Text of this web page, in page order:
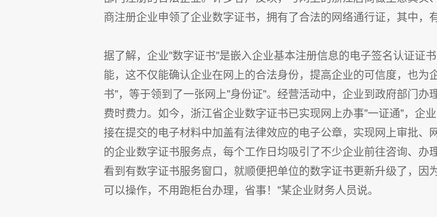
商注册企业申领了企业数字证书，拥有了合法的网络通行证，其中，
据了解，企业"数字证书"是嵌入企业基本注册信息的电子签名认证证
能，这不仅能确认企业在网上的合法身份，提高企业的可信度，也
书"，等于领到了一张网上"身份证"。经营活动中，企业到政府部门
费时费力。如今，浙江省企业数字证书已实现网上办事"一证通"，企
接在提交的电子材料中加盖有法律效应的电子公章，实现网上审批
的企业数字证书服务点，每个工作日均吸引了不少企业前往咨询、
看到有数字证书服务窗口，就顺便把单位的数字证书更新升级了，
可以操作，不用跑柜台办理，省事！"某企业财务人员说。